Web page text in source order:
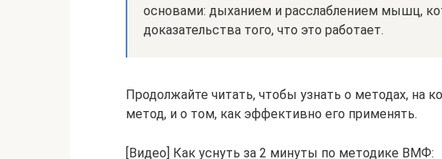
основами: дыханием и расслаблением мышц,
доказательства того, что это работает.
Продолжайте читать, чтобы узнать о методах, на
метод, и о том, как эффективно его применять.
[Видео] Как уснуть за 2 минуты по методике ВМФ: